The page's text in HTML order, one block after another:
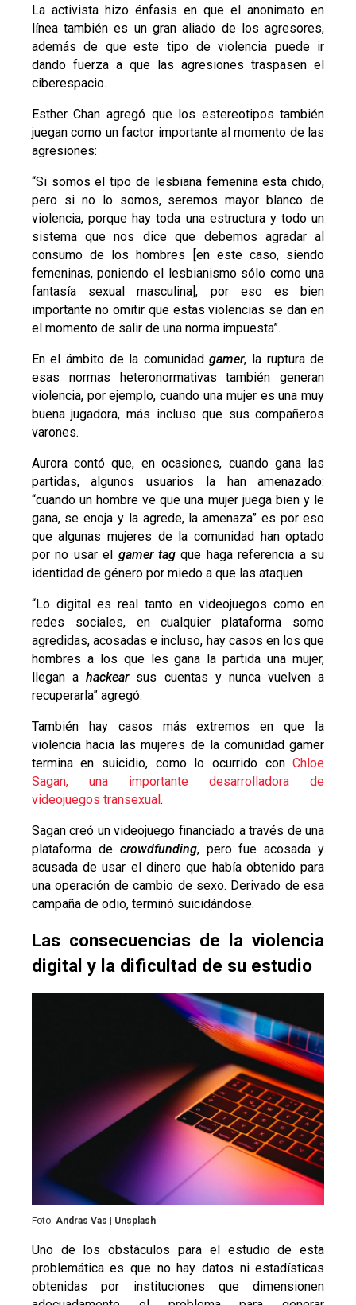
La activista hizo énfasis en que el anonimato en
línea también es un gran aliado de los agresores,
además de que este tipo de violencia puede ir
dando fuerza a que las agresiones traspasen el
ciberespacio.
Esther Chan agregó que los estereotipos también
juegan como un factor importante al momento de las
agresiones:
“Si somos el tipo de lesbiana femenina esta chido,
pero si no lo somos, seremos mayor blanco de
violencia, porque hay toda una estructura y todo un
sistema que nos dice que debemos agradar al
consumo de los hombres [en este caso, siendo
femeninas, poniendo el lesbianismo sólo como una
fantasía sexual masculina], por eso es bien
importante no omitir que estas violencias se dan en
el momento de salir de una norma impuesta”.
En el ámbito de la comunidadgamer, la ruptura de
esas normas heteronormativas también generan
violencia, por ejemplo, cuando una mujer es una muy
buena jugadora, más incluso que sus compañeros
varones.
Aurora contó que, en ocasiones, cuando gana las
partidas, algunos usuarios la han amenazado:
“cuando un hombre ve que una mujer juega bien y le
gana, se enoja y la agrede, la amenaza” es por eso
que algunas mujeres de la comunidad han optado
por no usar el gamer tag que haga referencia a su
identidad de género por miedo a que las ataquen.
“Lo digital es real tanto en videojuegos como en
redes sociales, en cualquier plataforma somo
agredidas, acosadas e incluso, hay casos en los que
hombres a los que les gana la partida una mujer,
llegan ahackearsus cuentas y nunca vuelven a
recuperarla” agregó.
También hay casos más extremos en que la
violencia hacia las mujeres de la comunidad gamer
termina en suicidio, como lo ocurrido con Chloe
Sagan, una importante desarrolladora de
videojuegos transexual.
Sagan creó un videojuego financiado a través de una
plataforma de crowdfunding, pero fue acosada y
acusada de usar el dinero que había obtenido para
una operación de cambio de sexo. Derivado de esa
campaña de odio, terminó suicidándose.
Las consecuencias de la violencia
digital y la dificultad de su estudio
Foto: Andras Vas | Unsplash
Uno de los obstáculos para el estudio de esta
problemática es que no hay datos ni estadísticas
obtenidas por instituciones que dimensionen